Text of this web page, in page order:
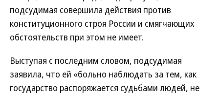
подсудимая совершила действия против
конституционного строя России и смягчающих
обстоятельств при этом не имеет.
Выступая с последним словом, подсудимая
заявила, что ей «больно наблюдать за тем, как
государство распоряжается судьбами людей, не